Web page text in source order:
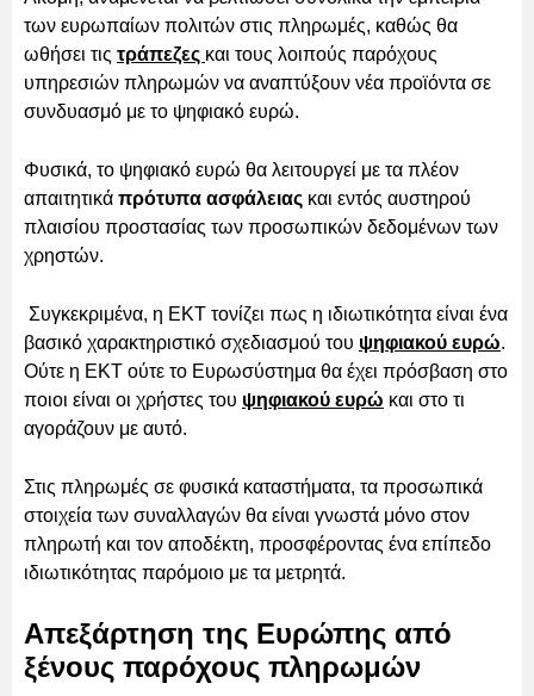
των ευρωπαίων πολιτών στις πληρωμές, καθώς θα
ωθήσει τις τράπεζες και τους λοιπούς παρόχους
υπηρεσιών πληρωμών να αναπτύξουν νέα προϊόντα σε
συνδυασμό με το ψηφιακό ευρώ.
Φυσικά, το ψηφιακό ευρώ θα λειτουργεί με τα πλέον
απαιτητικά πρότυπα ασφάλειας και εντός αυστηρού
πλαισίου προστασίας των προσωπικών δεδομένων των
χρηστών.
Συγκεκριμένα, η ΕΚΤ τονίζει πως η ιδιωτικότητα είναι ένα
βασικό χαρακτηριστικό σχεδιασμού του ψηφιακού ευρώ.
Ούτε η ΕΚΤ ούτε το Ευρωσύστημα θα έχει πρόσβαση στο
ποιοι είναι οι χρήστες του ψηφιακού ευρώ και στο τι
αγοράζουν με αυτό.
Στις πληρωμές σε φυσικά καταστήματα, τα προσωπικά
στοιχεία των συναλλαγών θα είναι γνωστά μόνο στον
πληρωτή και τον αποδέκτη, προσφέροντας ένα επίπεδο
ιδιωτικότητας παρόμοιο με τα μετρητά.
Απεξάρτηση της Ευρώπης από
ξένους παρόχους πληρωμών